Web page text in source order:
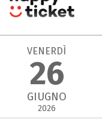
VENERDÌ
26
GIUGNO
2026